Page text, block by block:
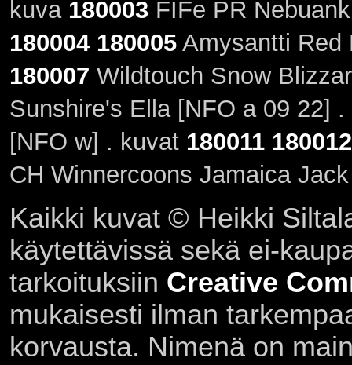
kuva 180003FIFe PR
180004 180005Amysantti Red
180007 Wildtouch Snow
Sunshire's Ella [NFO a 09 22]
[NFO w] . kuvat 180011 180012
CH Winnercoons Jamaica
Kaikki kuvat © Heikki
käytettävissä sekä ei-
tarkoituksiin Creative
mukaisesti ilman
korvausta. Nimenä on